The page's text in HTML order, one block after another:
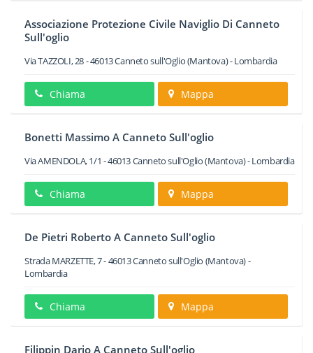
Associazione Protezione Civile Naviglio Di Canneto
Sull'oglio
Via TAZZOLI, 28-46013Canneto sull'Oglio(Mantova) -Lombardia
Chiama Mappa
Bonetti Massimo A Canneto Sull'oglio
Via AMENDOLA, 1/1 -46013Canneto sull'Oglio(Mantova) -Lombardia
Chiama Mappa
De Pietri Roberto A Canneto Sull'oglio
Strada MARZETTE, 7-46013Canneto sull'Oglio (Mantova) -
Lombardia
Chiama Mappa
Filippin Dario A Canneto Sull'oglio